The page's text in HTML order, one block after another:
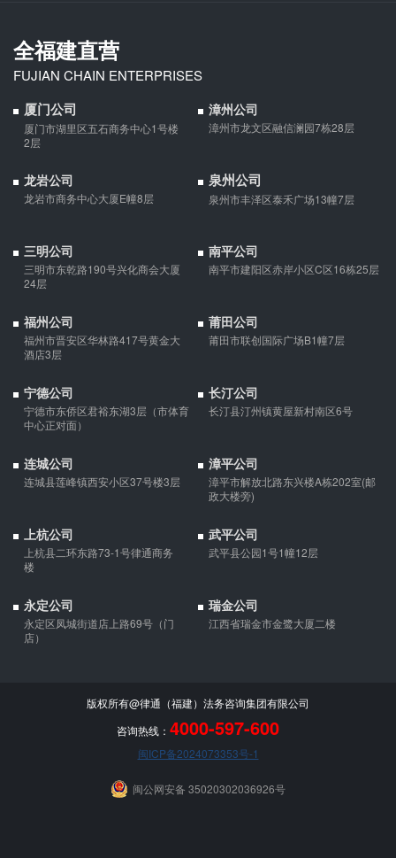
婚前协议
婚前协议的主要目的是对双方各自的财产和债务范围以及权利归属
婚内财产公证在哪边公证处申请
受理。
支票有效期是10天，法定节假日可以顺延。
微信转账凭证能证明存在借款关系吗？
出借人只提供微信转账凭证，只能证明双方的借贷关系生效，但是
夫妻一方死亡后,债务怎么处理？
的，应当按夫妻共同债务处理。
全福建直营
FUJIAN CHAIN ENTERPRISES
厦门公司
厦门市湖里区五石商务中心1号楼
2层
漳州公司
漳州市龙文区融信澜园7栋28层
龙岩公司
龙岩市商务中心大厦E幢8层
泉州公司
泉州市丰泽区泰禾广场13幢7层
三明公司
三明市东乾路190号兴化商会大厦
24层
南平公司
南平市建阳区赤岸小区C区16栋25层
福州公司
福州市晋安区华林路417号黄金大
酒店3层
莆田公司
莆田市联创国际广场B1幢7层
宁德公司
宁德市东侨区君裕东湖3层（市体育
中心正对面）
长汀公司
长汀县汀州镇黄屋新村南区6号
连城公司
连城县莲峰镇西安小区37号楼3层
漳平公司
漳平市解放北路东兴楼A栋202室(邮
政大楼旁)
上杭公司
上杭县二环东路73-1号律通商务
楼
武平公司
武平县公园1号1幢12层
永定公司
永定区凤城街道店上路69号（门
店）
瑞金公司
江西省瑞金市金鹭大厦二楼
版权所有@律通（福建）法务咨询集团有限公司
咨询热线： 4000-597-600
闽ICP备2024073353号-1
闽公网安备 35020302036926号